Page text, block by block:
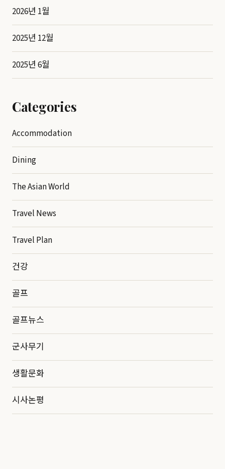
2026년 1월
2025년 12월
2025년 6월
Categories
Accommodation
Dining
The Asian World
Travel News
Travel Plan
건강
골프
골프뉴스
군사무기
생활문화
시사논평